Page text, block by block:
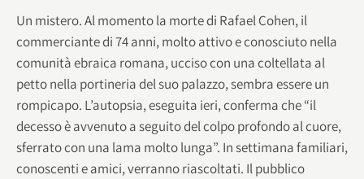
Un mistero. Al momento la morte di Rafael Cohen, il
commerciante di 74 anni, molto attivo e conosciuto nella
comunità ebraica romana, ucciso con una coltellata al
petto nella portineria del suo palazzo, sembra essere un
rompicapo. L’autopsia, eseguita ieri, conferma che “il
decesso è avvenuto a seguito del colpo profondo al cuore,
sferrato con una lama molto lunga”. In settimana familiari,
conoscenti e amici, verranno riascoltati. Il pubblico